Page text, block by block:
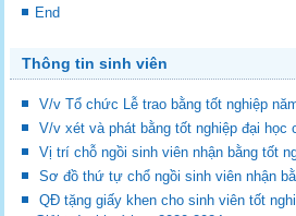
End
Thông tin sinh viên
V/v Tổ chức Lễ trao bằng tốt nghiệp
V/v xét và phát bằng tốt nghiệp đại học
Vị trí chỗ ngồi sinh viên nhận bằng tốt
Sơ đồ thứ tự chổ ngồi sinh viên nhận
QĐ tặng giấy khen cho sinh viên tốt